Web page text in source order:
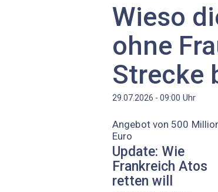
Wieso
ohne
Strecke
29.07.2026 - 09:00 Uhr
Angebot von 500
Euro
Update: Wie
Frankreich Atos
retten will